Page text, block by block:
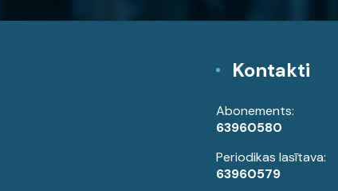
Kontakti
Abonements:
63960580
Periodikas lasītava:
63960579